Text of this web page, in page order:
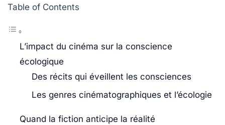
Table of Contents
L’impact du cinéma sur la conscience
écologique
Des récits qui éveillent les consciences
Les genres cinématographiques et l’écologie
Quand la fiction anticipe la réalité